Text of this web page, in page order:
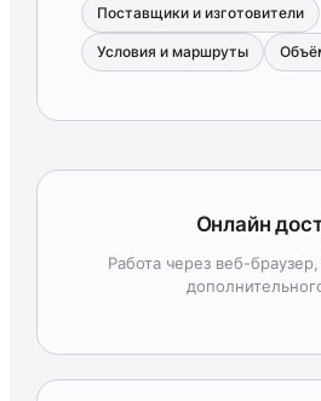
Поставщики и изготовители
Условия и маршруты
Онлайн
Работа через веб-